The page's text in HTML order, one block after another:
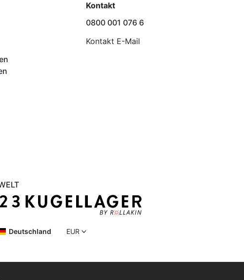
Kontakt
0800 001 076 6
Kontakt E-Mail
Deutschland EUR